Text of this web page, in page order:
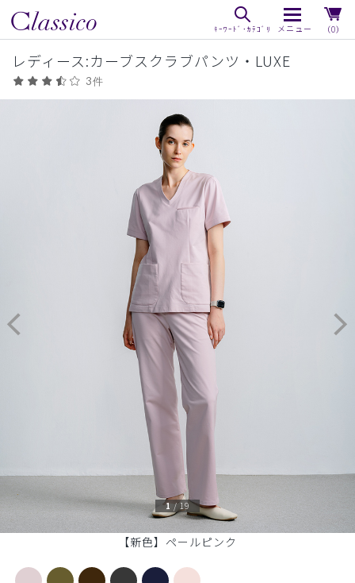
（0）
レディース:カーブスクラブパンツ・LUXE
3件
【新色】ペールピンク
1 /19